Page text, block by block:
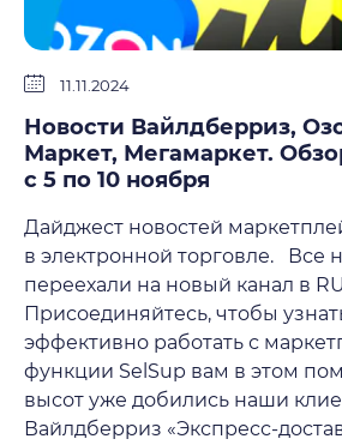
11.11.2024
Новости Вайлдберриз,
Маркет, Мегамаркет.
с 5 по 10 ноября
Дайджест новостей
в электронной торговле. Все
переехали на новый канал в
Присоединяйтесь, чтобы
эффективно работать с
функции SelSup вам в этом
высот уже добились наши
Вайлдберриз «Экспресс-